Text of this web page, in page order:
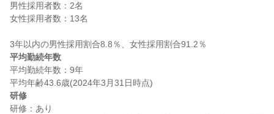
男性採用者数：2名
女性採用者数：13名
平均勤続年数
平均勤続年数：9年
研修
研修：あり